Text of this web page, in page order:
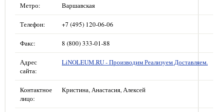
Метро: Варшавская
Телефон: +7 (495) 120-06-06
Факс: 8 (800) 333-01-88
Адрес
сайта:
LiNOLEUM.RU - Производим Реализуем Доставляем.
Контактное
лицо:
Кристина, Анастасия, Алексей